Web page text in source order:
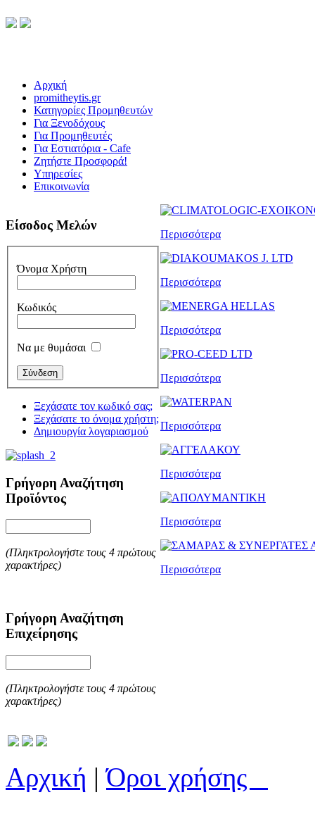
Αρχική
promitheytis.gr
Κατηγορίες Προμηθευτών
Για Ξενοδόχους
Για Προμηθευτές
Για Εστιατόρια - Cafe
Ζητήστε Προσφορά!
Υπηρεσίες
Επικοινωνία
Είσοδος Μελών
Όνομα Χρήστη
Κωδικός
Να με θυμάσαι
Ξεχάσατε τον κωδικό σας;
Ξεχάσατε το όνομα χρήστη;
Δημιουργία λογαριασμού
Γρήγορη Αναζήτηση
Προϊόντος
(Πληκτρολογήστε τους 4 πρώτους
χαρακτήρες)
Γρήγορη Αναζήτηση
Επιχείρησης
(Πληκτρολογήστε τους 4 πρώτους
χαρακτήρες)
Περισσότερα
Περισσότερα
Περισσότερα
Περισσότερα
Περισσότερα
Περισσότερα
Περισσότερα
Περισσότερα
Αρχική |Όροι χρήσης